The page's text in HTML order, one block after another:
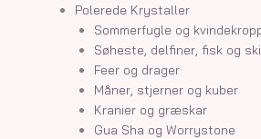
Polerede Krystaller
Sommerfugle og
Søheste, delfiner, fisk og
Feer og drager
Måner, stjerner og kuber
Kranier og græskar
Gua Sha og Worrystone